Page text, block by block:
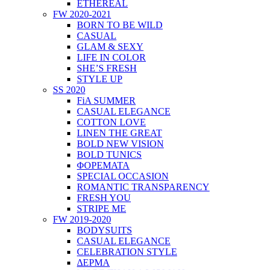
ETHEREAL
FW 2020-2021
BORN TO BE WILD
CASUAL
GLAM & SEXY
LIFE IN COLOR
SHE’S FRESH
STYLE UP
SS 2020
FiA SUMMER
CASUAL ELEGANCE
COTTON LOVE
LINEN THE GREAT
BOLD NEW VISION
BOLD TUNICS
ΦΟΡΕΜΑΤΑ
SPECIAL OCCASION
ROMANTIC TRANSPARENCY
FRESH YOU
STRIPE ME
FW 2019-2020
BODYSUITS
CASUAL ELEGANCE
CELEBRATION STYLE
ΔΕΡΜΑ